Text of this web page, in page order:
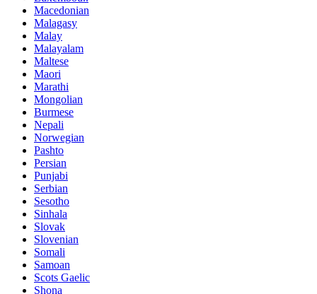
Macedonian
Malagasy
Malay
Malayalam
Maltese
Maori
Marathi
Mongolian
Burmese
Nepali
Norwegian
Pashto
Persian
Punjabi
Serbian
Sesotho
Sinhala
Slovak
Slovenian
Somali
Samoan
Scots Gaelic
Shona